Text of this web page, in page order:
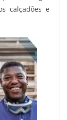
calçadões e